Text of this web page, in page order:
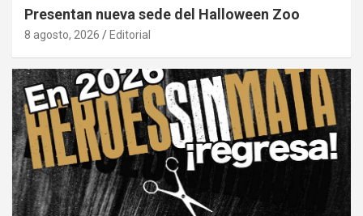
Presentan nueva sede del Halloween Zoo
8 agosto, 2026 Editorial